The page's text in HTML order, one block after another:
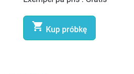
 Kup próbkę